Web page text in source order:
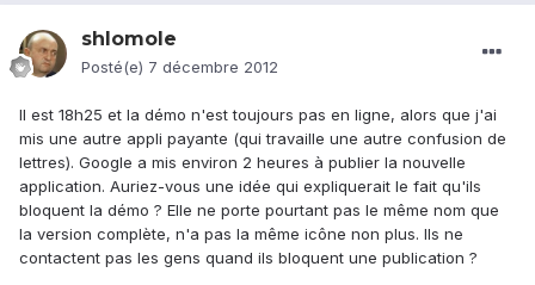
shlomole
Posté(e) 7 décembre 2012
Il est 18h25 et la démo n'est toujours pas en ligne, alors que j'ai
mis une autre appli payante (qui travaille une autre confusion de
lettres). Google a mis environ 2 heures à publier la nouvelle
application. Auriez-vous une idée qui expliquerait le fait qu'ils
bloquent la démo ? Elle ne porte pourtant pas le même nom que
la version complète, n'a pas la même icône non plus. Ils ne
contactent pas les gens quand ils bloquent une publication ?